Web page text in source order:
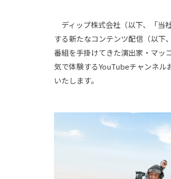
ディップ株式会社（以下、「当
する新たなコンテンツ配信（以
番組を手掛けてきた演出家・マッ
気で体験するYouTubeチャンネル
いたします。